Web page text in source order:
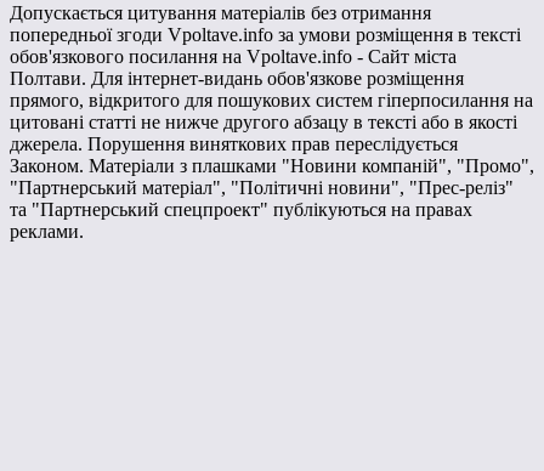
Допускається цитування матеріалів без отримання
попередньої згоди Vpoltave.info за умови розміщення в тексті
обов'язкового посилання на Vpoltave.info - Сайт міста
Полтави. Для інтернет-видань обов'язкове розміщення
прямого, відкритого для пошукових систем гіперпосилання на
цитовані статті не нижче другого абзацу в тексті або в якості
джерела. Порушення виняткових прав переслідується
Законом. Матеріали з плашками "Новини компаній", "Промо",
"Партнерський матеріал", "Політичні новини", "Прес-реліз"
та "Партнерський спецпроект" публікуються на правах
реклами.